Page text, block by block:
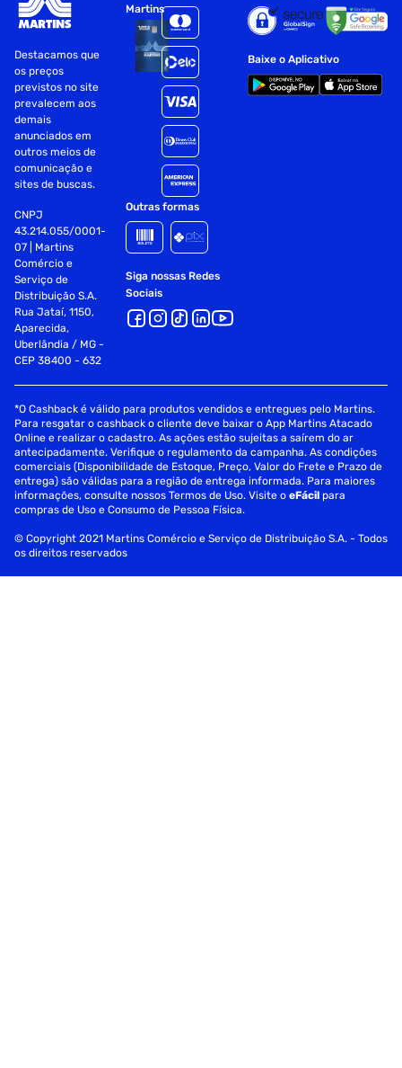
Destacamos que
os preços
previstos no site
prevalecem aos
demais
anunciados em
outros meios de
comunicação e
sites de buscas.
CNPJ
43.214.055/0001-
07 | Martins
Comércio e
Serviço de
Distribuição S.A.
Rua Jataí, 1150,
Aparecida,
Uberlândia / MG -
CEP 38400 - 632
Martins
Outras formas
Siga nossas Redes
Sociais
Baixe o Aplicativo
*O Cashback é válido para produtos vendidos e entregues pelo Martins.
Para resgatar o cashback o cliente deve baixar o App Martins Atacado
Online e realizar o cadastro. As ações estão sujeitas a saírem do ar
antecipadamente. Verifique o regulamento da campanha. As condições
comerciais (Disponibilidade de Estoque, Preço, Valor do Frete e Prazo de
entrega) são válidas para a região de entrega informada. Para maiores
informações, consulte nossos Termos de Uso. Visite oeFácil para
compras de Uso e Consumo de Pessoa Física.
© Copyright 2021 Martins Comércio e Serviço de Distribuição S.A. - Todos
os direitos reservados